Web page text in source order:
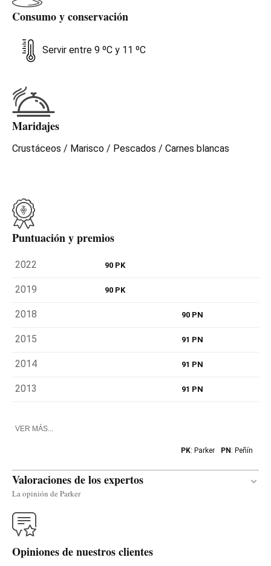
Consumo y conservación
Servir entre 9 ºC y 11 ºC
Maridajes
Crustáceos / Marisco / Pescados / Carnes blancas
Puntuación y premios
2022 90 PK
2019 90 PK
2018 90 PN
2015 91 PN
2014 91 PN
2013 91 PN
VER MÁS...
PK: Parker PN: Peñín
Valoraciones de los expertos
La opinión de Parker
Traducir
Opiniones de nuestros clientes